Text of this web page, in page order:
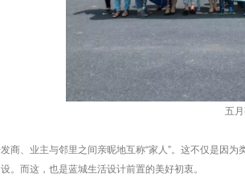
五
商、业主与邻里之间亲昵地互称“家人”。这不仅是因
。而这，也是蓝城生活设计前置的美好初衷。